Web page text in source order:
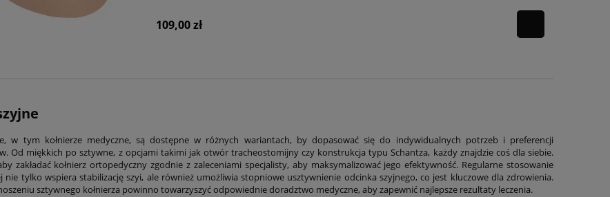
109,00 zł
w tym kołnierze medyczne, są dostępne w różnych wariantach, by dopasować się do indywidualnych potrzeb i preferencji
Od miękkich po sztywne, z opcjami takimi jak otwór tracheostomijny czy konstrukcja typu Schantza, każdy znajdzie coś dla siebie.
zakładać kołnierz ortopedyczny zgodnie z zaleceniami specjalisty, aby maksymalizować jego efektywność. Regularne stosowanie
nie tylko wspiera stabilizację szyi, ale również umożliwia stopniowe usztywnienie odcinka szyjnego, co jest kluczowe dla zdrowienia.
sztywnego kołnierza powinno towarzyszyć odpowiednie doradztwo medyczne, aby zapewnić najlepsze rezultaty leczenia.